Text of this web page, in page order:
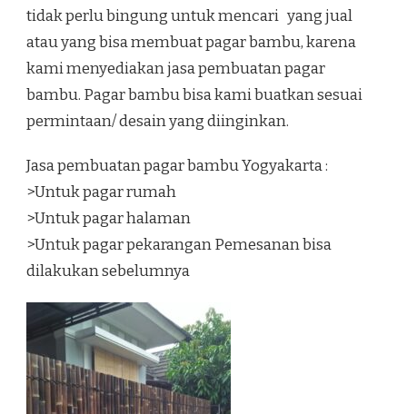
tidak perlu bingung untuk mencari yang jual
atau yang bisa membuat pagar bambu, karena
kami menyediakan jasa pembuatan pagar
bambu. Pagar bambu bisa kami buatkan sesuai
permintaan/ desain yang diinginkan.
Jasa pembuatan pagar bambu Yogyakarta :
>Untuk pagar rumah
>Untuk pagar halaman
>Untuk pagar pekarangan Pemesanan bisa
dilakukan sebelumnya